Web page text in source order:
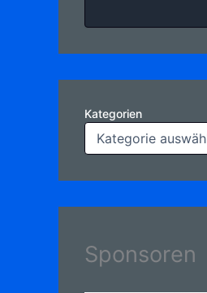
Kategorien
Sponsoren